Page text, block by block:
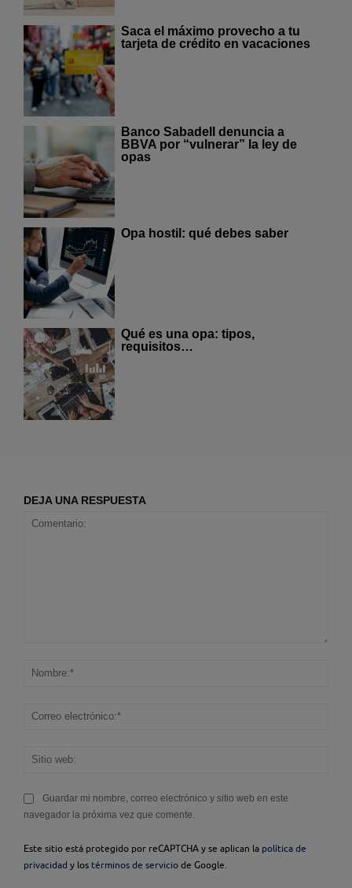
Saca el máximo provecho a tu
tarjeta de crédito en vacaciones
Banco Sabadell denuncia a
BBVA por “vulnerar” la ley de
opas
Opa hostil: qué debes saber
Qué es una opa: tipos,
requisitos…
DEJA UNA RESPUESTA
Guardar mi nombre, correo electrónico y sitio web en este
navegador la próxima vez que comente.
Este sitio está protegido por reCAPTCHA y se aplican la política de
privacidad y los términos de servicio de Google.